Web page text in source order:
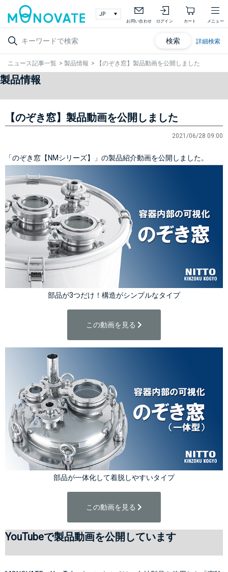
お問い合わせ ログイン カート メニュー
検索 詳細検索
ニュース記事一覧 > 製品情報 > 【のぞき窓】製品動画を公開しました
製品情報
【のぞき窓】製品動画を公開しました
2021/06/28 09:00
「のぞき窓【NMシリーズ】」の製品紹介動画を公開しました。
部品が3つだけ！構造がシンプルなタイプ
この動画を見る
部品が一体化して着脱しやすいタイプ
この動画を見る
YouTubeで製品動画を公開しています